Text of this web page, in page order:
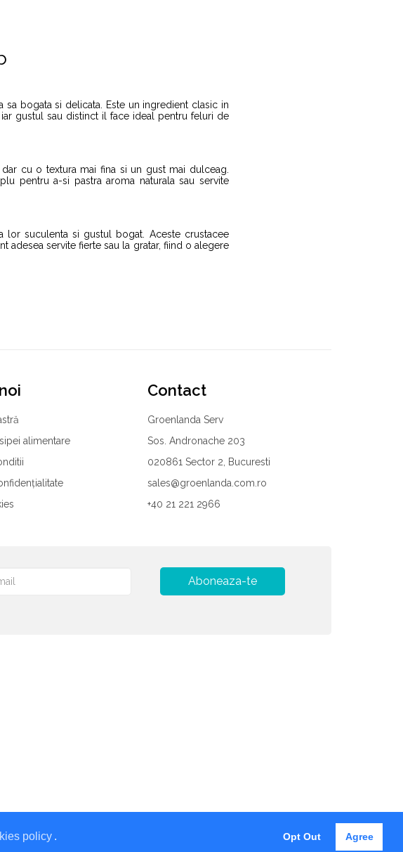
policy . Opt Out Agree
bogata si delicata. Este un ingredient clasic in
gustul sau distinct il face ideal pentru feluri de
cu o textura mai fina si un gust mai dulceag.
pentru a-si pastra aroma naturala sau servite
lor suculenta si gustul bogat. Aceste crustacee
adesea servite fierte sau la gratar, fiind o alegere
alimentare
Contact
Groenlanda Serv
Sos. Andronache 203
020861 Sector 2, Bucuresti
sales@groenlanda.com.ro
+40 21 221 2966
Aboneaza-te